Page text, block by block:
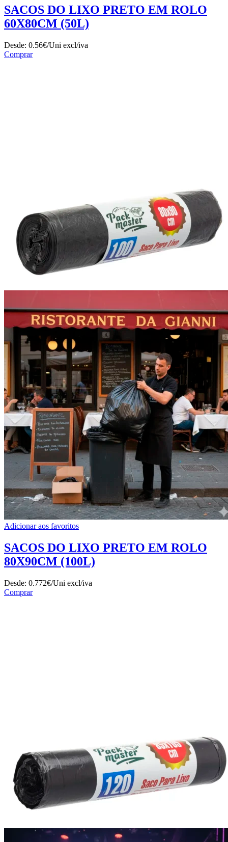
SACOS DO LIXO PRETO EM ROLO
60X80CM (50L)
Desde: 0.56€/Uni excl/iva
Comprar
Adicionar aos favoritos
SACOS DO LIXO PRETO EM ROLO
80X90CM (100L)
Desde: 0.772€/Uni excl/iva
Comprar